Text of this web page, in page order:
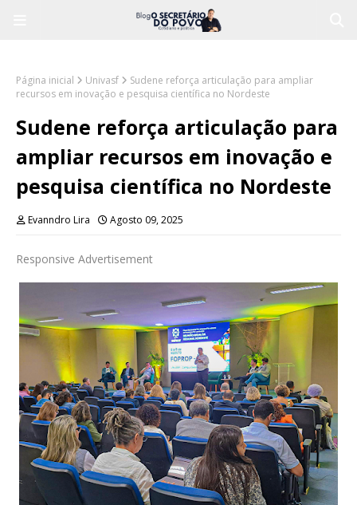
Página inicial Univasf
Sudene reforça articulação para ampliar
recursos em inovação e pesquisa científica no Nordeste
Sudene reforça articulação para
ampliar recursos em inovação e
pesquisa científica no Nordeste
Evanndro Lira Agosto 09, 2025
Responsive Advertisement